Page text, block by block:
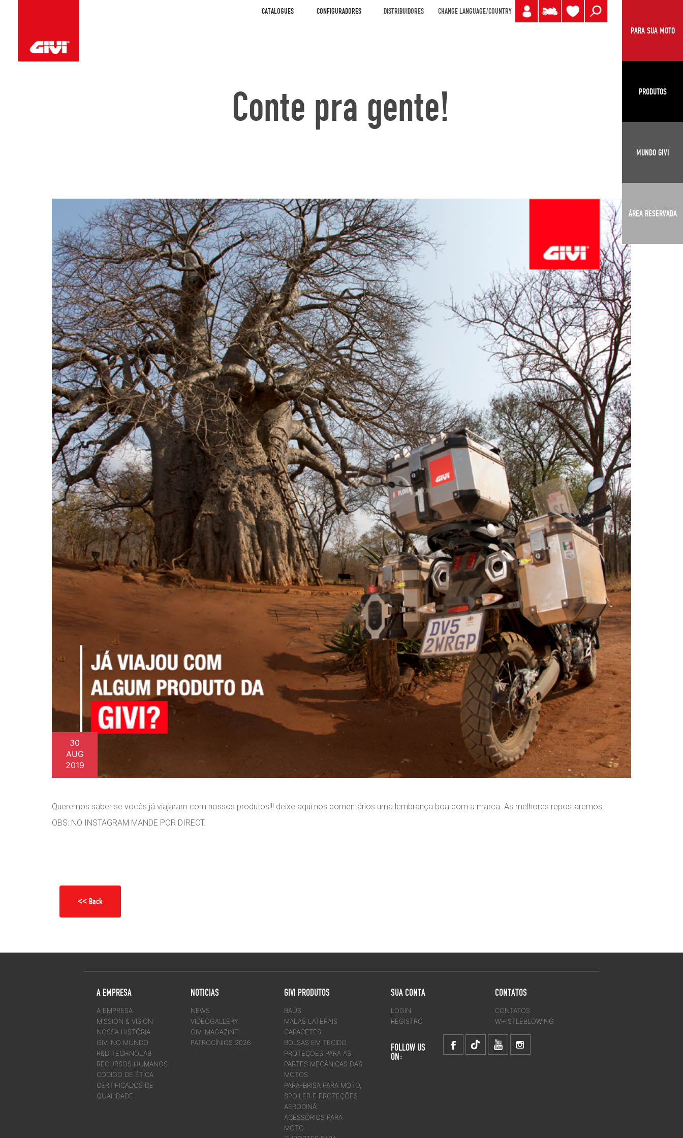
CATALOGUES CONFIGURADORES DISTRIBUIDORES CHANGE LANGUAGE/COUNTRY
PARA SUA MOTO
PRODUTOS
MUNDO GIVI
ÁREA RESERVADA
Conte pra gente!
30
AUG
2019
Queremos saber se vocês já viajaram com nossos produtos!!! deixe aqui nos comentários uma lembrança boa com a marca. As melhores repostaremos.
OBS: NO INSTAGRAM MANDE POR DIRECT.
<< Back
A EMPRESA
A EMPRESA
MISSION & VISION
NOSSA HISTÓRIA
GIVI NO MUNDO
R&D TECHNOLAB
RECURSOS HUMANOS
CÓDIGO DE ÉTICA
CERTIFICADOS DE
QUALIDADE
NOTICIAS
NEWS
VIDEOGALLERY
GIVI MAGAZINE
PATROCÍNIOS 2026
GIVI PRODUTOS
BAÚS
MALAS LATERAIS
CAPACETES
BOLSAS EM TECIDO
PROTEÇÕES PARA AS
PARTES MECÂNICAS DAS
MOTOS
PARA-BRISA PARA MOTO,
SPOILER E PROTEÇÕES
AERODINÂ
ACESSÓRIOS PARA
MOTO
SUA CONTA
LOGIN
REGISTRO
CONTATOS
CONTATOS
WHISTLEBLOWING
FOLLOW US
ON: